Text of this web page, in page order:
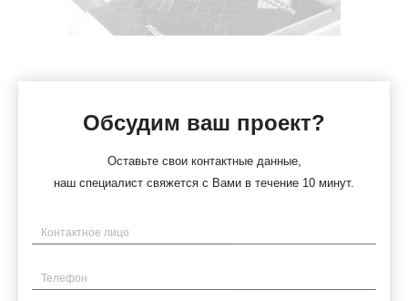
Обсудим ваш проект?
Оставьте свои контактные данные,
наш специалист свяжется с Вами в течение 10 минут.
Имя
Телефон